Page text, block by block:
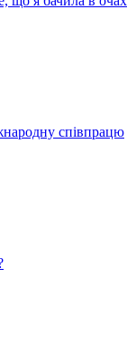
співпрацю